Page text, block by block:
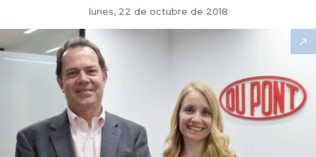
lunes, 22 de octubre de 2018